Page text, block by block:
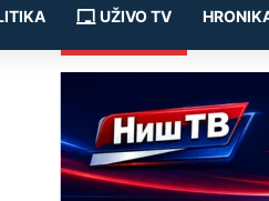
UŽIVO TV